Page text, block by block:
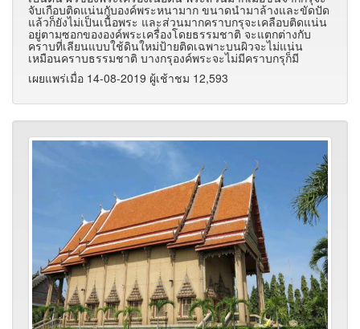
จับเกือบติดแน่นกับองค์พระหนามาก ขนาดนำมาล้างและขัดปัด
แล้วก็ยังไม่เป็นเนื้อพระ และส่วนมากคราบกรุจะเคลือบติดแน่น
อยู่ตามซอกขององค์พระเครื่องโดยธรรมชาติ จะแตกต่างกับ
คราบที่เลียนแบบใช้ดินใหม่ป้ายติดเฉพาะบนผิวจะไม่แน่น
เหมือนคราบธรรมชาติ บางกรุองค์พระจะไม่มีคราบกรุก็มี
เผยแพร่เมื่อ 14-08-2019 ผู้เช้าชม 12,593